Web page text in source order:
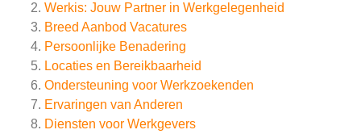
Werkis: Jouw Partner in Werkgelegenheid
Breed Aanbod Vacatures
Persoonlijke Benadering
Locaties en Bereikbaarheid
Ondersteuning voor Werkzoekenden
Ervaringen van Anderen
Diensten voor Werkgevers